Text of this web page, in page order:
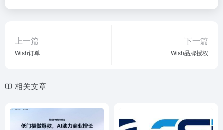
上一篇
Wish订单
下一篇
Wish品牌授权
相关文章